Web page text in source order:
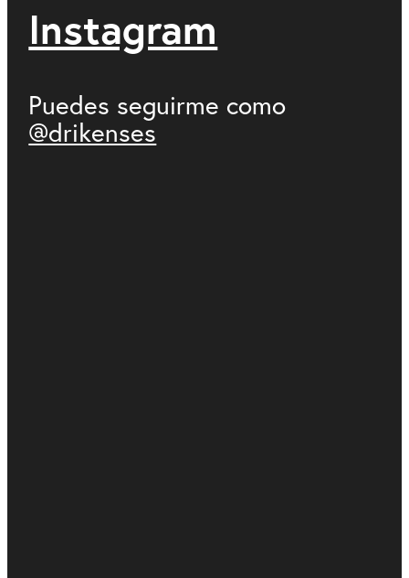
Instagram
Puedes seguirme como
@drikenses